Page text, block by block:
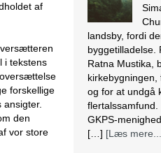
af
i tekstens
forskellige
den
vor store
landsby, fordi
byggetilladelse.
Ratna Mustika,
og for at undgå
GKPS-
[…] [Læs